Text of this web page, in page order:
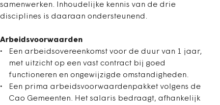
samenwerken. Inhoudelijke kennis van de drie
disciplines is daaraan ondersteunend.
Arbeidsvoorwaarden
Een arbeidsovereenkomst voor de duur van 1 jaar,
met uitzicht op een vast contract bij goed
functioneren en ongewijzigde omstandigheden.
Een prima arbeidsvoorwaardenpakket volgens de
Cao Gemeenten. Het salaris bedraagt, afhankelijk